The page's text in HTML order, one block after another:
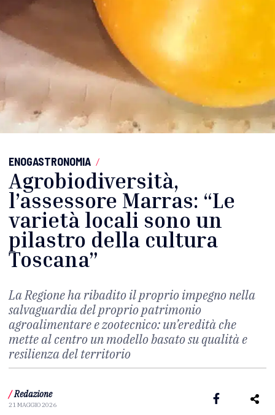
ENOGASTRONOMIA /
Agrobiodiversità,
l’assessore Marras: “Le
varietà locali sono un
pilastro della cultura
Toscana”
La Regione ha ribadito il proprio impegno nella
salvaguardia del proprio patrimonio
agroalimentare e zootecnico: un’eredità che
mette al centro un modello basato su qualità e
resilienza del territorio
/ Redazione
21 MAGGIO 2026